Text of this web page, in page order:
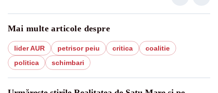
Mai multe articole despre
lider AUR petrisor peiu critica
coalitie
politica
schimbari